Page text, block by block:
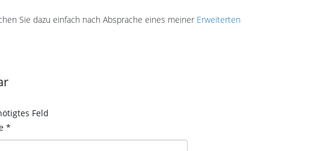
Sie dazu einfach nach Absprache eines meiner Erweiterten
Feld
*